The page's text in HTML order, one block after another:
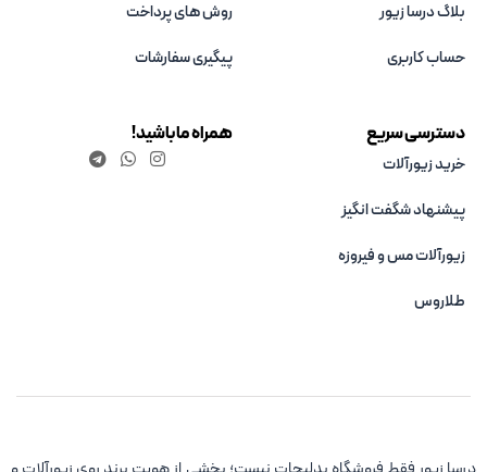
بلاگ درسا زیور
حساب کاربری
روش های پرداخت
پیگیری سفارشات
دسترسی سریع
خرید زیورآلات
پیشنهاد شگفت انگیز
زیورآلات مس و فیروزه‌
طلاروس
همراه ما باشید!